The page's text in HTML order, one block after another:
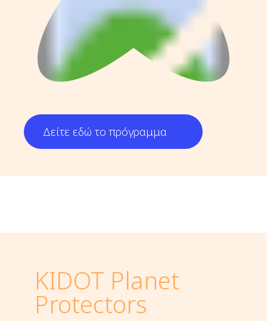
Δείτε εδώ το πρόγραμμα
KIDOT Planet
Protectors